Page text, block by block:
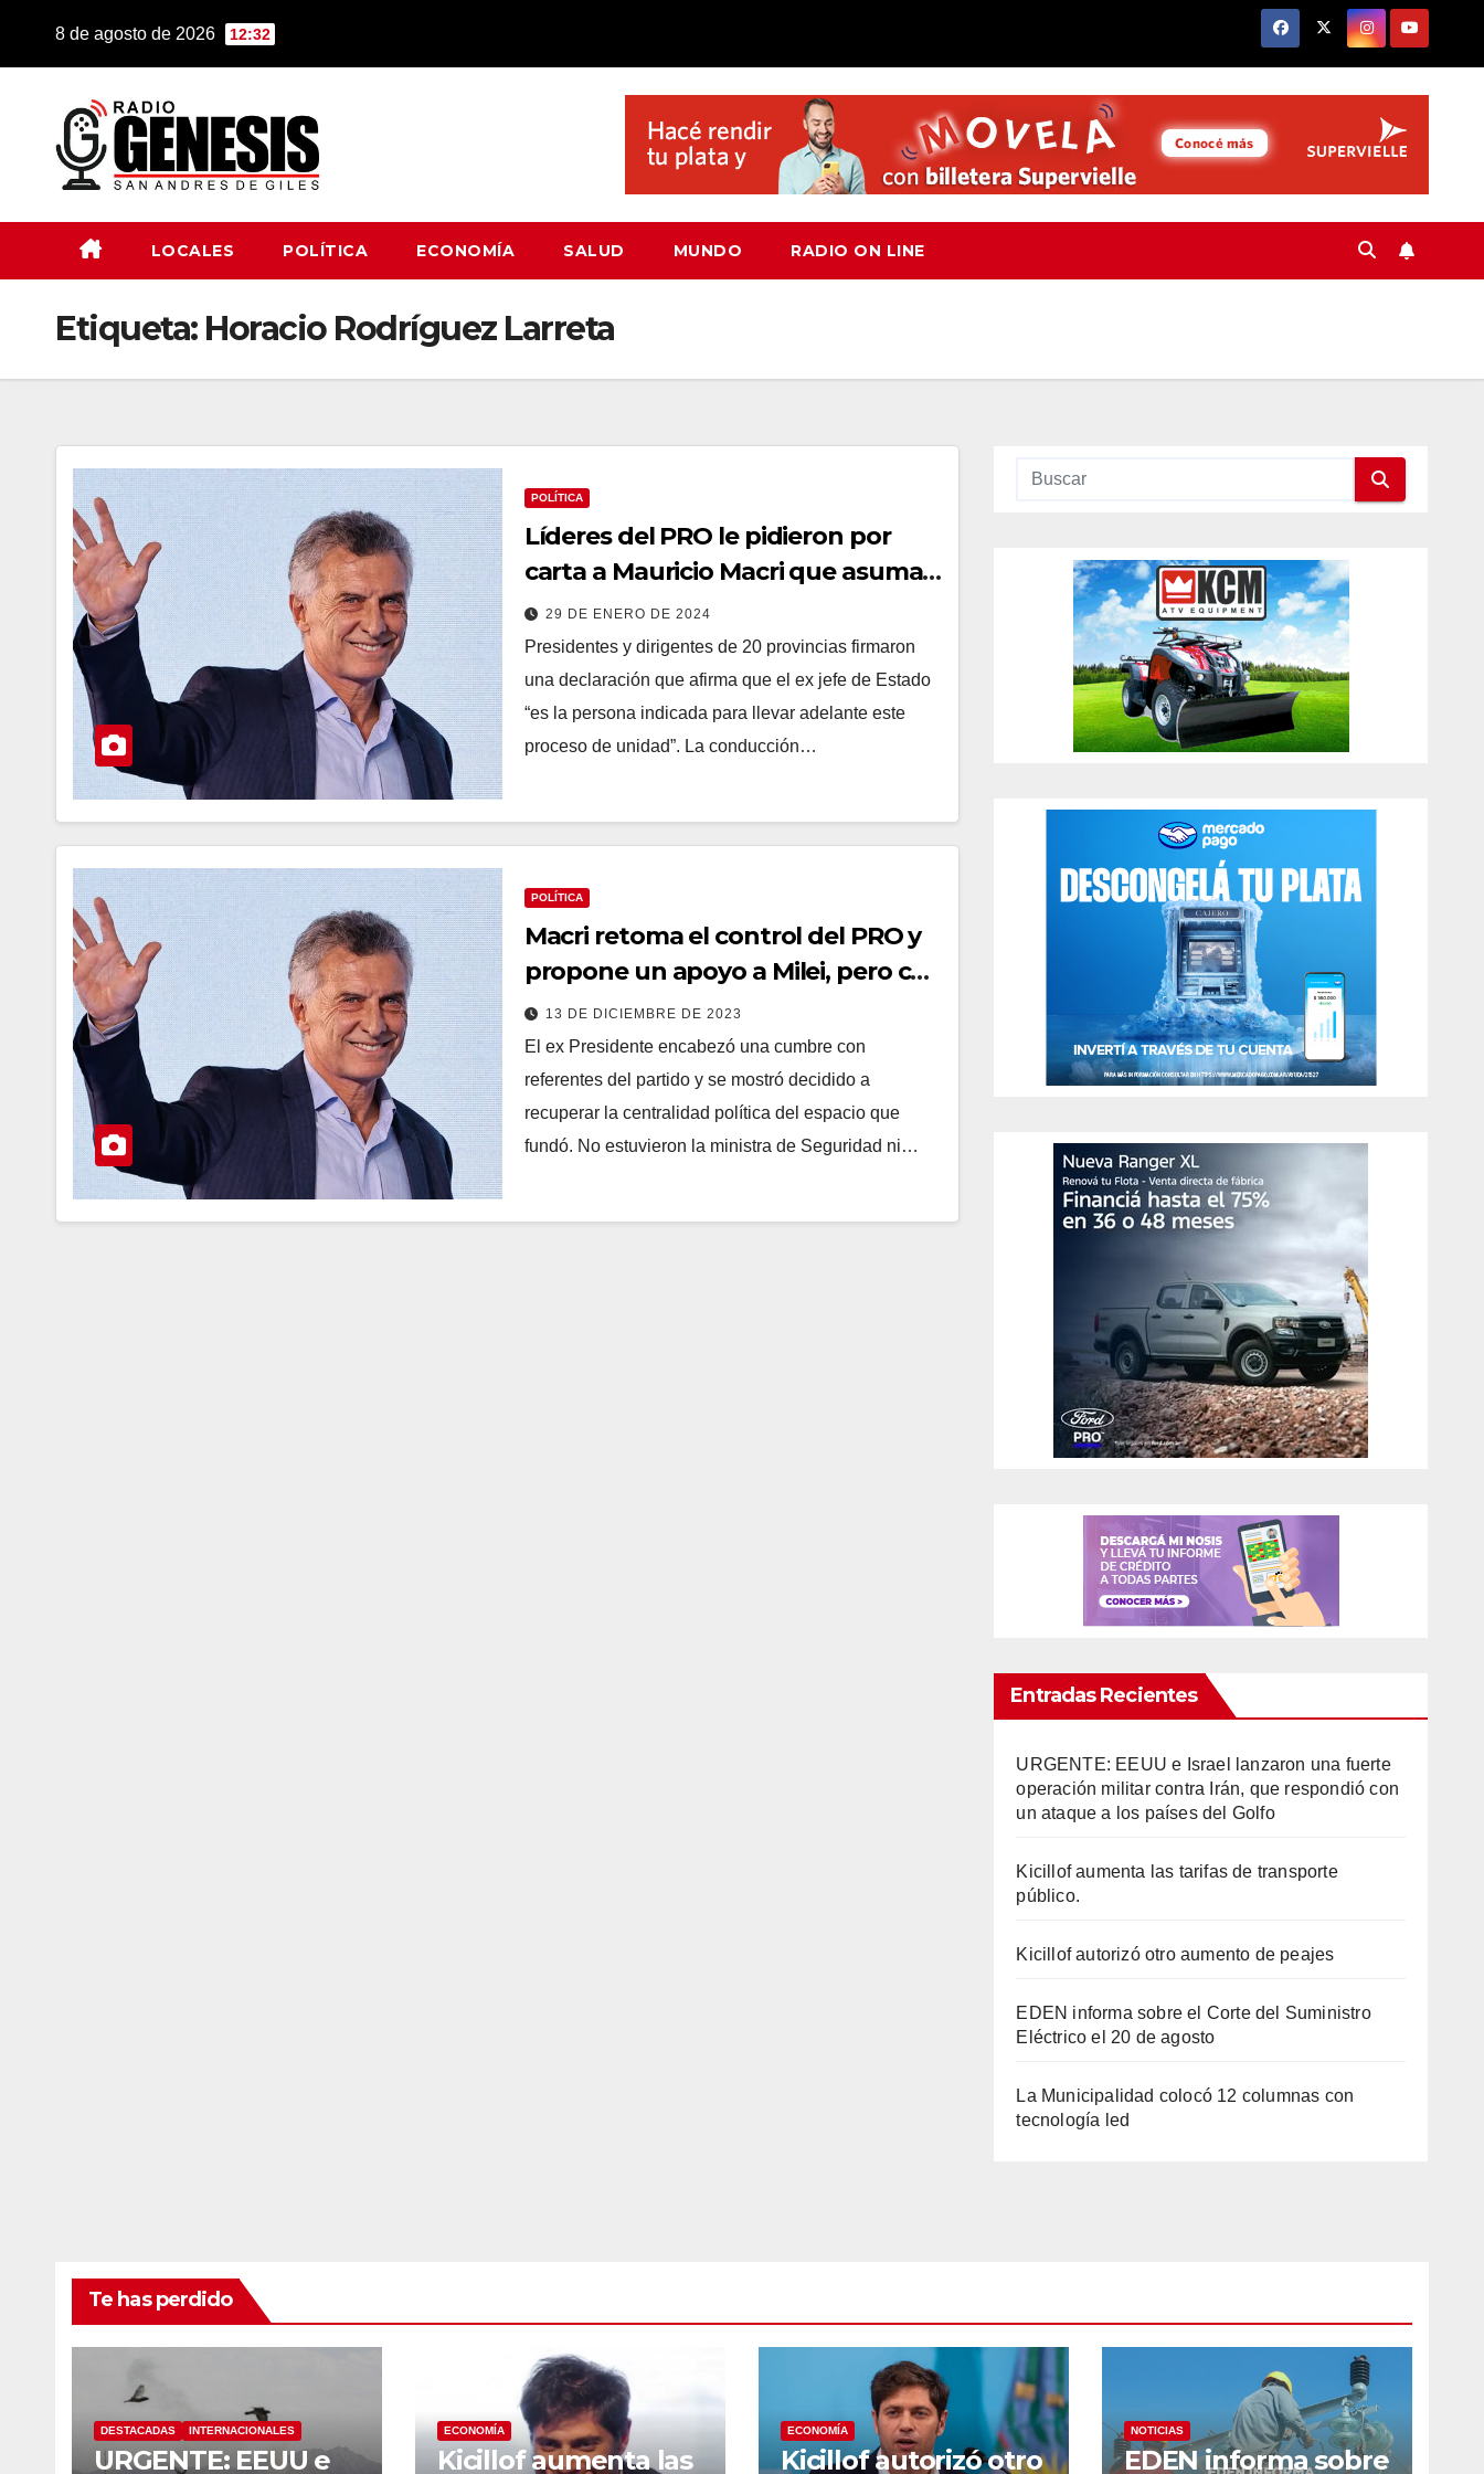
8 de agosto de 2026 12:32
LOCALES POLÍTICA ECONOMÍA SALUD MUNDO RADIO ON LINE
Etiqueta: Horacio Rodríguez Larreta
POLÍTICA
Líderes del PRO le pidieron por
carta a Mauricio Macri que asuma
la presidencia del partido
29 DE ENERO DE 2024
Presidentes y dirigentes de 20 provincias firmaron
una declaración que afirma que el ex jefe de Estado
“es la persona indicada para llevar adelante este
proceso de unidad”. La conducción…
POLÍTICA
Macri retoma el control del PRO y
propone un apoyo a Milei, pero con
límites.
13 DE DICIEMBRE DE 2023
El ex Presidente encabezó una cumbre con
referentes del partido y se mostró decidido a
recuperar la centralidad política del espacio que
fundó. No estuvieron la ministra de Seguridad ni…
Entradas Recientes
URGENTE: EEUU e Israel lanzaron una fuerte
operación militar contra Irán, que respondió con
un ataque a los países del Golfo
Kicillof aumenta las tarifas de transporte
público.
Kicillof autorizó otro aumento de peajes
EDEN informa sobre el Corte del Suministro
Eléctrico el 20 de agosto
La Municipalidad colocó 12 columnas con
tecnología led
Te has perdido
DESTACADAS INTERNACIONALES
URGENTE: EEUU e
ECONOMÍA
Kicillof aumenta las
ECONOMÍA
Kicillof autorizó otro
NOTICIAS
EDEN informa sobre